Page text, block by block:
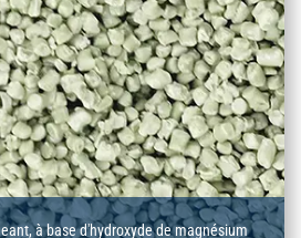
à base d'hydroxyde de magnésium